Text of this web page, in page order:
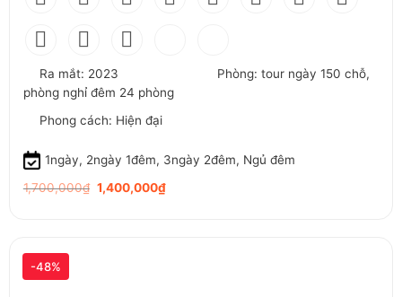
Ra mắt: 2023
Phòng: tour ngày 150 chỗ,
phòng nghỉ đêm 24 phòng
Phong cách: Hiện đại
1ngày, 2ngày 1đêm, 3ngày 2đêm, Ngủ đêm
1,700,000₫ Original
price
1,400,000₫Current
price
-48%